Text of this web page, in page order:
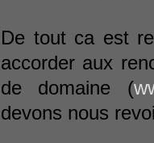
De tout ca est
accorder aux
de domaine (
devons nous